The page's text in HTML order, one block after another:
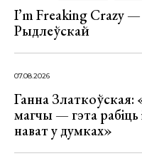
I’m Freaking Crazy —
Рыдлеўскай
07.08.2026
Ганна Златкоўская:
магчы — гэта рабіць
нават у думках»